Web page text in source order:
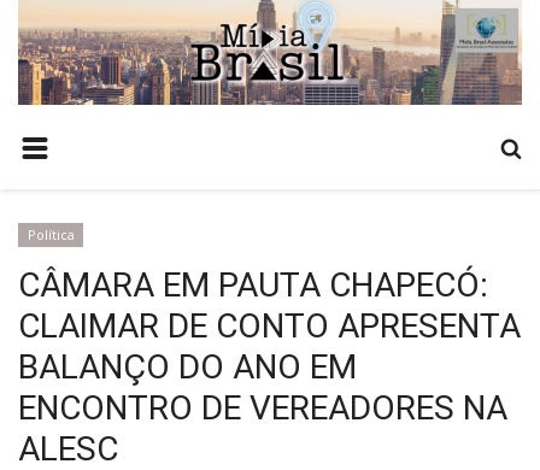
HOME
COMO ANUNCIAR
NOTÍCIAS
POLÍCIA
ESTADO
POLÍTICA
BRASIL
Política
CÂMARA EM PAUTA CHAPECÓ:
CLAIMAR DE CONTO APRESENTA
BALANÇO DO ANO EM
ENCONTRO DE VEREADORES NA
ALESC